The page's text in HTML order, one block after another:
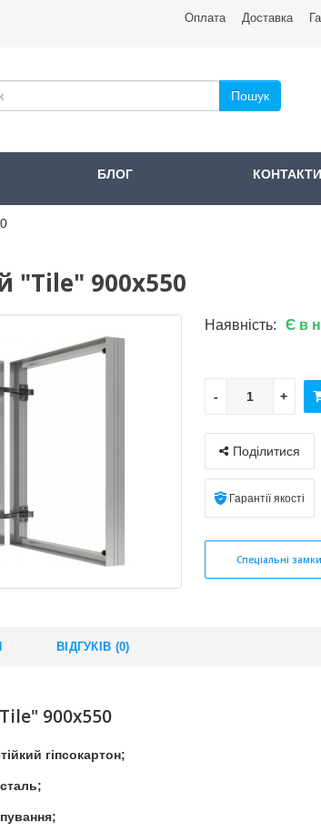
Оплата Доставкa
Пошук
БЛОГ КОНТАКТИ
"Tile" 900x550
Наявність: Є в
Поділитися
Гарантії якості
Спеціальні
ВІДГУКІВ (0)
900x550
гіпсокартон;